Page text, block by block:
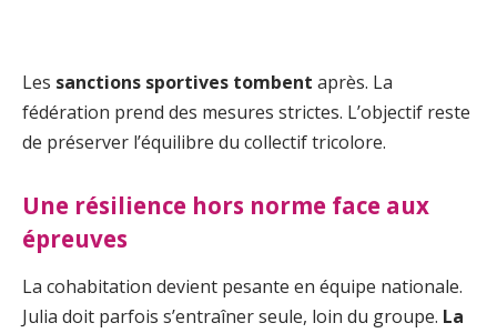
Les sanctions sportives tombent après. La
fédération prend des mesures strictes. L’objectif reste
de préserver l’équilibre du collectif tricolore.
Une résilience hors norme face aux
épreuves
La cohabitation devient pesante en équipe nationale.
Julia doit parfois s’entraîner seule, loin du groupe. La